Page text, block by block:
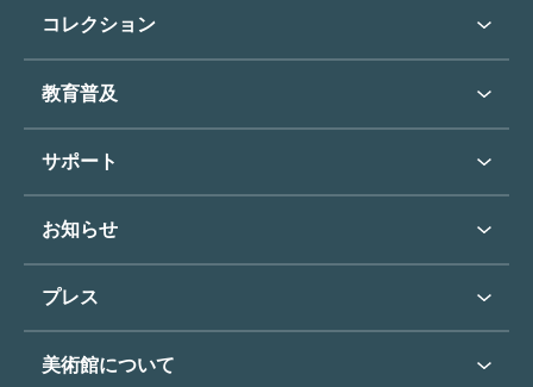
アクセス
団体のご利用について
バリアフリー／小さなお子様
フロアマップ
ミュージアムショップ
カフェ
次回の展覧会
展覧会スケジュール
過去の展覧会
通信販売トップ
コレクション
コレクショントップ
東郷青児
コレクションハイライト
教育普及
教育普及トップ
オンラインで美術鑑賞
博物館実習について
サポート
よくあるご質問
東郷⻘児作品著作権申請
お知らせ
お知らせトップ
プレス
プレスリリーストップ
美術館について